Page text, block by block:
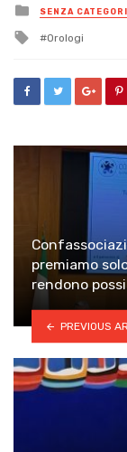
Posted
in
SENZA
Tagged
Orologi
premiamo
rendono
PREVIOUS